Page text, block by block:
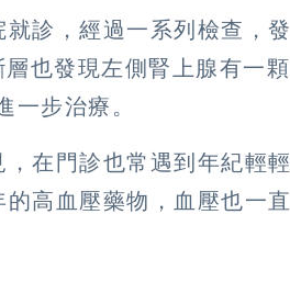
診，經過一系列檢查，發
也發現左側腎上腺有一顆
一步治療。
在門診也常遇到年紀輕輕
高血壓藥物，血壓也一直